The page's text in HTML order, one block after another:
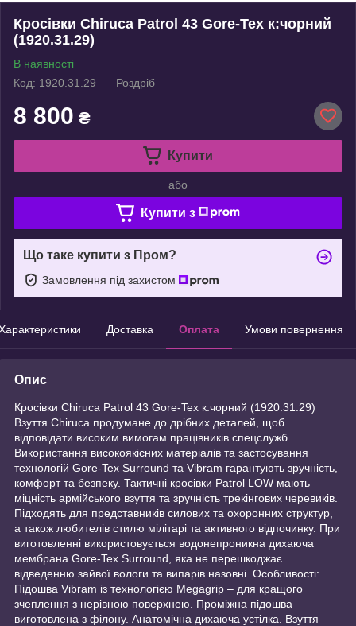
Кросівки Chiruca Patrol 43 Gore-Tex к:чорний
(1920.31.29)
В наявності
Код: 1920.31.29
Роздріб
8 800 ₴
Купити
або
Купити з
Що таке купити з Пром?
Замовлення під захистом
Доставка Оплата Умови повернення
Опис
Кросівки Chiruca Patrol 43 Gore-Tex к:чорний (1920.31.29)
Взуття Chiruca продумане до дрібних деталей, щоб
відповідати високим вимогам працівників спецслужб.
Використання високоякісних матеріалів та застосування
технологій Gore-Tex Surround та Vibram гарантують зручність,
комфорт та безпеку. Тактичні кросівки Patrol LOW мають
міцність армійського взуття та зручність трекінгових черевиків.
Підходять для представників силових та охоронних структур,
а також любителів стилю мілітарі та активного відпочинку. При
виготовленні використовується водонепроникна дихаюча
мембрана Gore-Tex Surround, яка не перешкоджає
відведенню зайвої вологи та випарів назовні. Особливості:
Підошва Vibram із технологією Megagrip – для кращого
зчеплення з нерівною поверхнею. Проміжна підошва
виготовлена з філону. Анатомічна дихаюча устілка. Взуття